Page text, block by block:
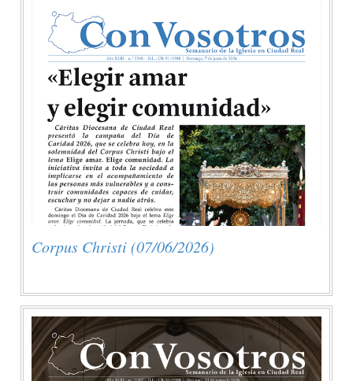
Corpus Christi (07/06/2026)